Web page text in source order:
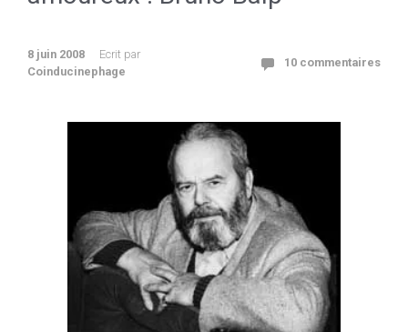
8 juin 2008
Ecrit par
Coinducinephage
10 commentaires